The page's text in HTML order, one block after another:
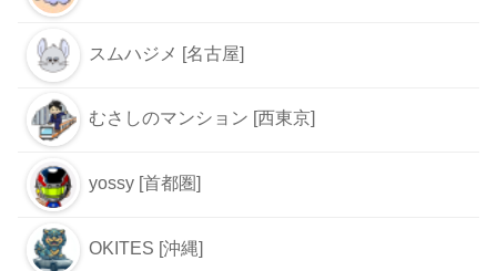
スムハジメ [名古屋]
むさしのマンション [西東京]
yossy [首都圏]
OKITES [沖縄]